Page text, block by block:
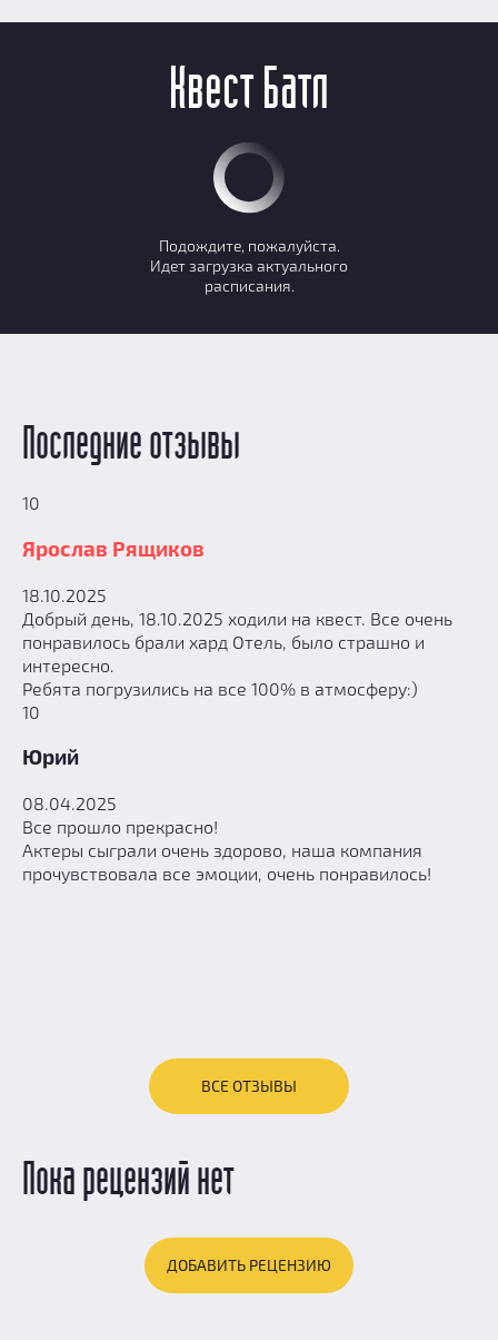
Квест Батл
Подождите, пожалуйста.
Идет загрузка актуального
расписания.
Последние отзывы
10
Ярослав Рящиков
18.10.2025
Добрый день, 18.10.2025 ходили на квест. Все очень
понравилось брали хард Отель, было страшно и
интересно.
Ребята погрузились на все 100% в атмосферу:)
10
Юрий
08.04.2025
Все прошло прекрасно!
Актеры сыграли очень здорово, наша компания
прочувствовала все эмоции, очень понравилось!
ВСЕ ОТЗЫВЫ
Пока рецензий нет
ДОБАВИТЬ РЕЦЕНЗИЮ